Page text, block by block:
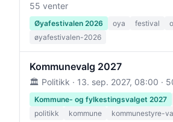
55 venter
Øyafestivalen 2026 oya festival
øyafestivalen-2026
Kommunevalg 2027
🏛️ Politikk · 13. sep. 2027, 08:00 ·
Kommune- og fylkestingsvalget 2027
politikk
kommune kommunestyre-